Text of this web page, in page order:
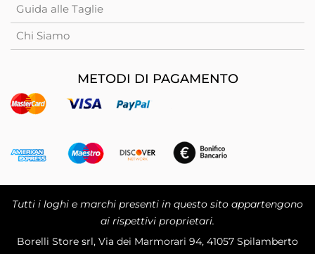
Guida alle Taglie
Chi Siamo
METODI DI PAGAMENTO
Tutti i loghi e marchi presenti in questo sito appartengono
ai rispettivi proprietari.
Borelli Store srl, Via dei Marmorari 94, 41057 Spilamberto